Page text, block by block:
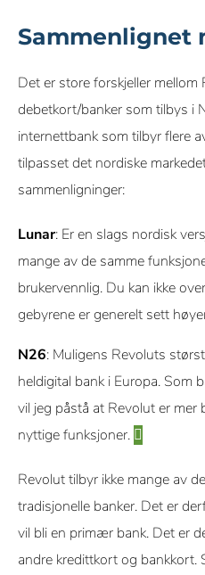
Sammenlignet
Det er store forskjeller
debetkort/banker som tilbys i
internettbank som tilbyr flere
tilpasset det nordiske
sammenligninger:
Lunar: Er en slags nordisk
mange av de samme
brukervennlig. Du kan ikke
gebyrene er generelt sett
N26: Muligens Revoluts
heldigital bank i Europa. Som
vil jeg påstå at Revolut er mer
nyttige funksjoner.
Revolut tilbyr ikke mange av
tradisjonelle banker. Det er
vil bli en primær bank. Det er
andre kredittkort og bankkort.